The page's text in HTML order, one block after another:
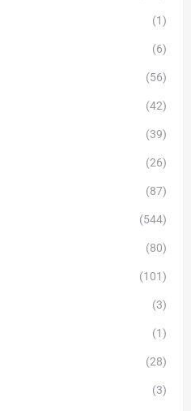
(1)
(6)
(56)
(42)
(39)
(26)
(87)
(544)
(80)
(101)
(3)
(1)
(28)
(3)